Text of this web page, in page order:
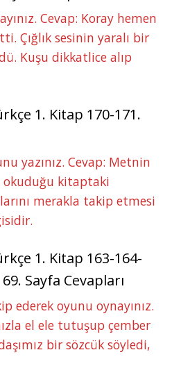
Cevap: Koray hemen
Çığlık sesinin yaralı bir
Kuşu dikkatlice alıp
1. Kitap 170-171.
yazınız. Cevap: Metnin
okuduğu kitaptaki
merakla takip etmesi
1. Kitap 163-164-
Sayfa Cevapları
ederek oyunu oynayınız.
el ele tutuşup çember
bir sözcük söyledi,